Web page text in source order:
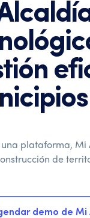
plataforma,
de
demo de Mi